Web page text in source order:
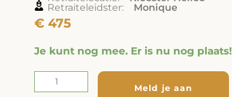
Retraiteleidster:
Monique
€ 475
Je kunt nog mee. Er is nu nog plaats!
25
november:
'Stilte
Meld je aan